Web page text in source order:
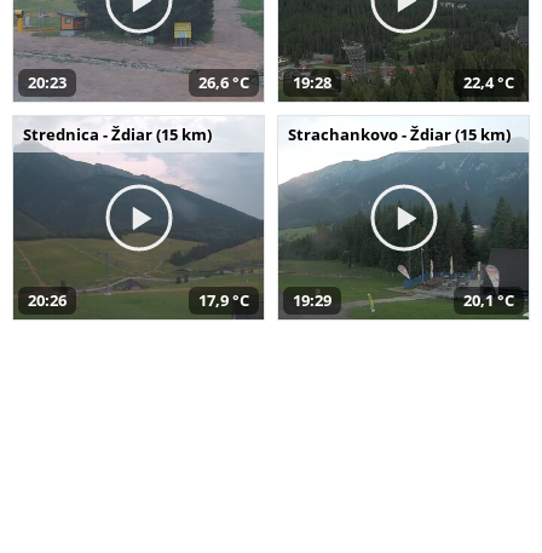
20:23 26,6 °C 19:28 22,4 °C
Strednica - Ždiar (15 km)
20:26 17,9 °C
Strachankovo - Ždiar (15 km)
19:29 20,1 °C